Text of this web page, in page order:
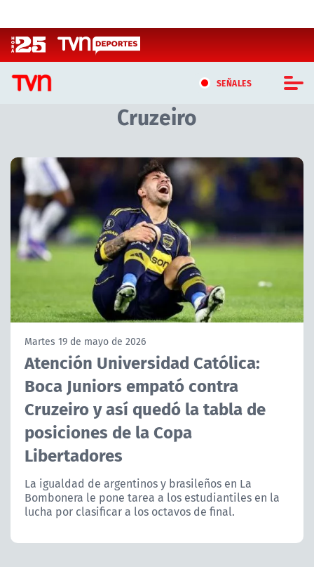
SEÑALES
CASTING MASTERCHEF CHILE
CASTING TVN VERTICAL
TVN VERTICAL
TVN PLAY
PROGRAMAS
TELESERIES
ACTUALIDAD Y TENDENCIAS
CORPORATIVO Y TRANSPARENCIA
CANAL DE DENUNCIAS
ÁREA DE PROYECTOS
Cruzeiro
Artículos relacionados con Cruzeiro
Martes 19 de mayo de 2026
Atención Universidad Católica:
Boca Juniors empató contra
Cruzeiro y así quedó la tabla de
posiciones de la Copa
Libertadores
La igualdad de argentinos y brasileños en La
Bombonera le pone tarea a los estudiantiles en la
lucha por clasificar a los octavos de final.